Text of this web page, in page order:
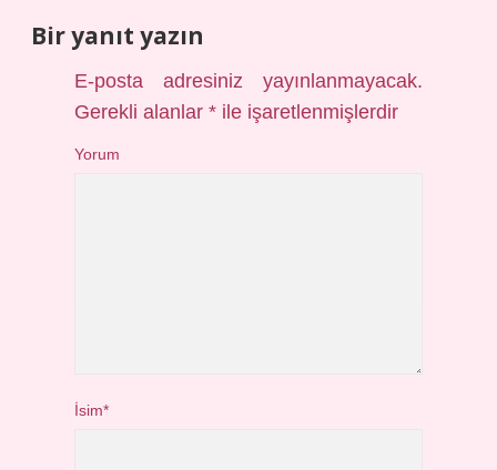
Bir yanıt yazın
E-posta adresiniz yayınlanmayacak.
Gerekli alanlar* ile işaretlenmişlerdir
Yorum
İsim*